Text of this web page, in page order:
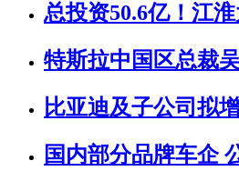
总投资50.6亿！江
特斯拉中国区总裁
比亚迪及子公司拟
国内部分品牌车企